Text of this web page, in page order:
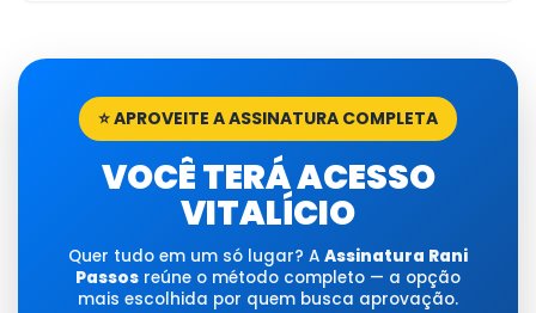
⭐ APROVEITE A ASSINATURA COMPLETA
VOCÊ TERÁ ACESSO
VITALÍCIO
Quer tudo em um só lugar? A Assinatura Rani
Passos reúne o método completo — a opção
mais escolhida por quem busca aprovação.